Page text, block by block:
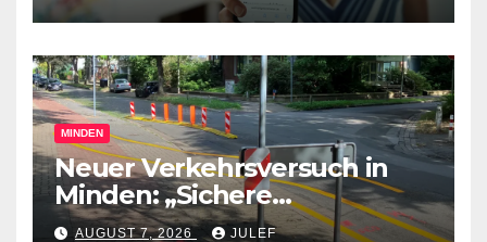
MINDEN
Neuer Verkehrsversuch in
Minden: „Sichere
Verkehrswege schaffen“
AUGUST 7, 2026 JULEF